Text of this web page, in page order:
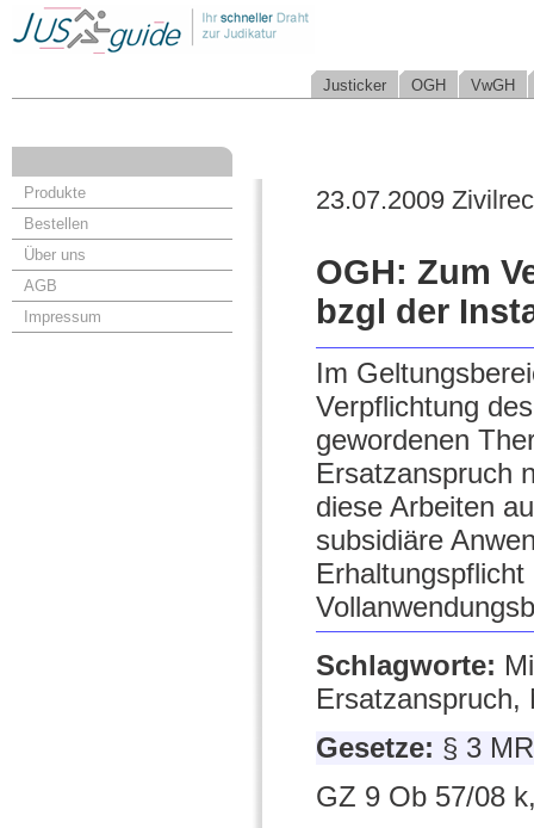
Justicker OGH VwGH
Produkte
Bestellen
Über uns
AGB
Impressum
23.07.2009
OGH: Zum
bzgl der
Im
Verpflichtung
gewordenen
Ersatzanspruch
diese Arbeiten
subsidiäre
Schlagworte:
Ersatzanspruch,
Gesetze: § 3
GZ 9 Ob 57/08